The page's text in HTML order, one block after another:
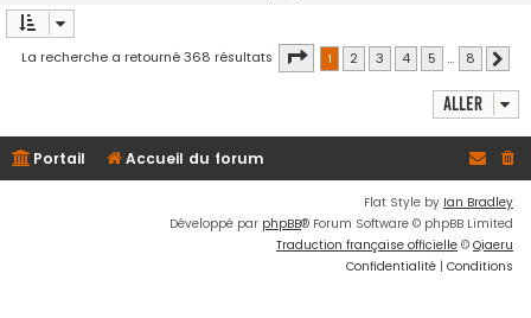
La recherche a retourné 368 résultats Page 1sur8
1 2 3 4 5 … 8
Aller
Portail Accueil du forum
Flat Style by Ian Bradley
Développé par phpBB® Forum Software © phpBB Limited
Traduction française officielle © Qiaeru
Confidentialité | Conditions